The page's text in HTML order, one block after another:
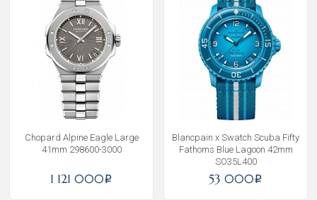
Chopard Alpine Eagle Large
41mm 298600-3000
1 121 000i
Blancpain x Swatch Scuba Fifty
Fathoms Blue Lagoon 42mm
SO35L400
53 000i